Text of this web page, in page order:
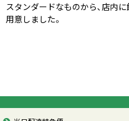
スタンダードなものから、店内
用意しました。